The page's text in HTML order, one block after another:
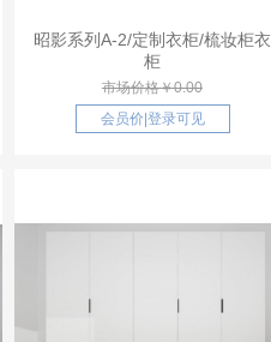
昭影系列A-2/定制衣柜/梳妆柜衣
柜
市场价格￥0.00
会员价 登录可见